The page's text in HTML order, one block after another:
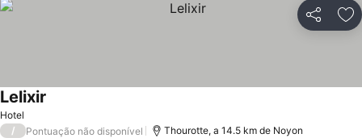
Partilhar
Hotel
Lelixir
/ Pontuação não disponível Thourotte, a 14.5 km de Noyon